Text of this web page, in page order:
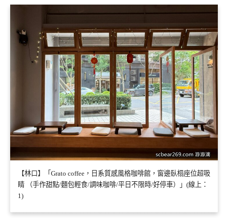
【林口】「Grato coffee，日系質感風格咖啡館，窗邊臥榻座位超吸
睛 （手作甜點/麵包輕食/調味咖啡/平日不限時/好停車）」(線上：
1)